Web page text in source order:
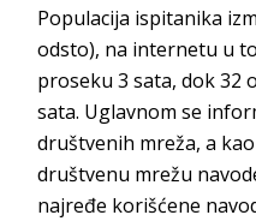
Populacija ispitanika
odsto), na internetu u
proseku 3 sata, dok 32
sata. Uglavnom se
društvenih mreža, a
društvenu mrežu
najređe korišćene